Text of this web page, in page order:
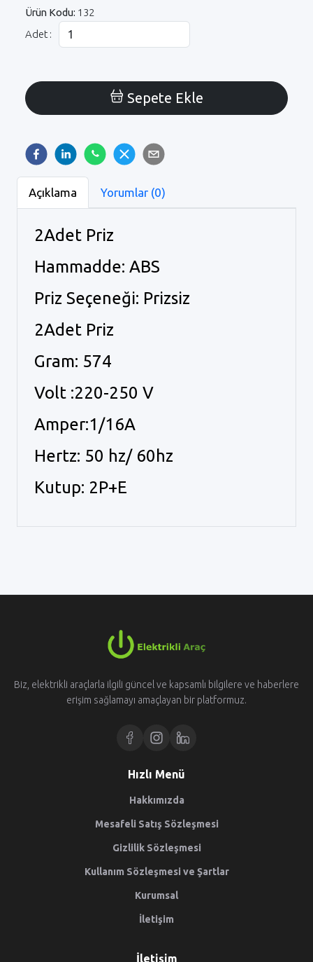
Ürün Kodu: 132
Adet :
Sepete Ekle
Açıklama Yorumlar (0)
2Adet Priz
Hammadde: ABS
Priz Seçeneği: Prizsiz
2Adet Priz
Gram: 574
Volt :220-250 V
Amper:1/16A
Hertz: 50 hz/ 60hz
Kutup: 2P+E
Biz, elektrikli araçlarla ilgili güncel ve kapsamlı bilgilere ve haberlere
erişim sağlamayı amaçlayan bir platformuz.
Hızlı Menü
Hakkımızda
Mesafeli Satış Sözleşmesi
Gizlilik Sözleşmesi
Kullanım Sözleşmesi ve Şartlar
Kurumsal
İletişim
İletişim